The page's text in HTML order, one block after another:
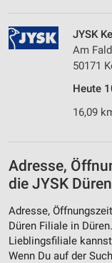
JYSK
Am
50171
Heute
16,09
Adresse,
die JYSK
Adresse,
Düren Filiale in
Lieblingsfiliale
Wenn Du auf der